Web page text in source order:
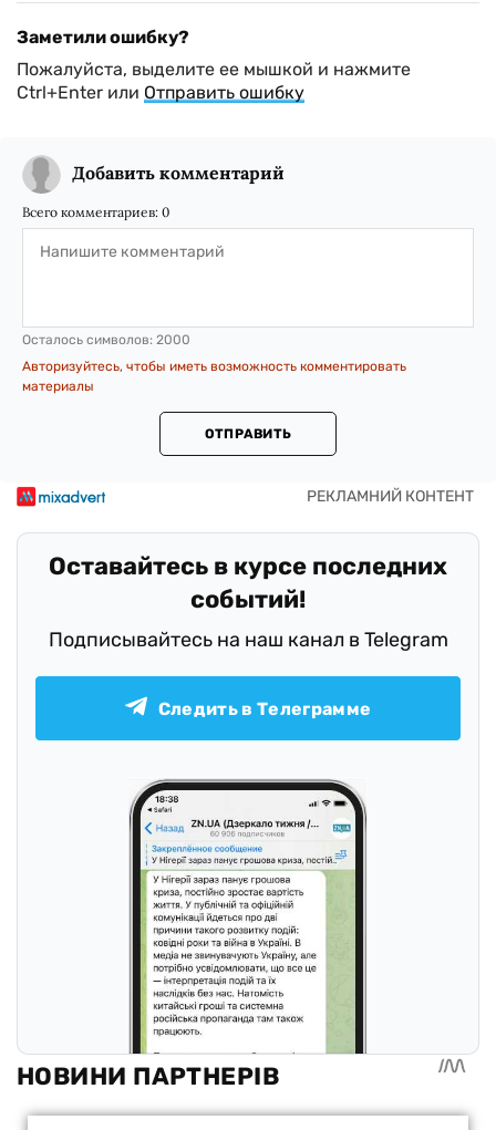
Заметили ошибку?
Пожалуйста, выделите ее мышкой и нажмите
Ctrl+Enter или Отправить ошибку
Добавить комментарий
Всего комментариев: 0
Осталось символов: 2000
Авторизуйтесь, чтобы иметь возможность комментировать
материалы
ОТПРАВИТЬ
Оставайтесь в курсе последних
событий!
Подписывайтесь на наш канал в Telegram
Следить в Телеграмме